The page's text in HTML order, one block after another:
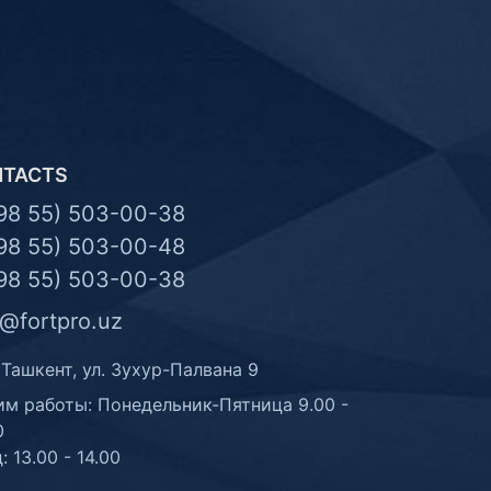
55) 503-00-38
55) 503-00-48
55) 503-00-38
ул. Зухур-Палвана 9
работы: Понедельник-Пятница 9.00 -
13.00 - 14.00